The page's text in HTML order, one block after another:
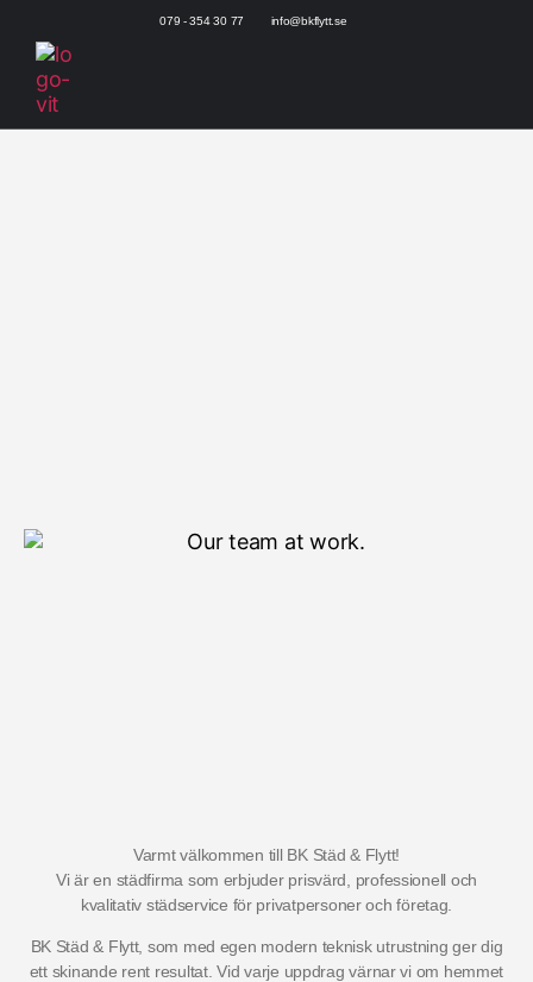
079 - 354 30 77 info@bkflytt.se
Varmt välkommen till BK Städ & Flytt!
Vi är en städfirma som erbjuder prisvärd, professionell och
kvalitativ städservice för privatpersoner och företag.
BK Städ & Flytt, som med egen modern teknisk utrustning ger dig
ett skinande rent resultat. Vid varje uppdrag värnar vi om hemmet